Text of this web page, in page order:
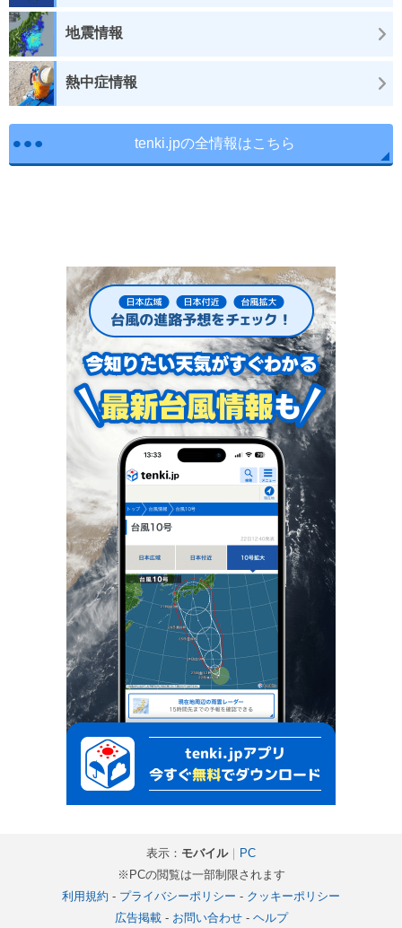
地震情報
熱中症情報
tenki.jpの全情報はこちら
表示： モバイル｜ PC
※PCの閲覧は一部制限されます
利用規約 - プライバシーポリシー - クッキーポリシー
広告掲載- お問い合わせ- ヘルプ